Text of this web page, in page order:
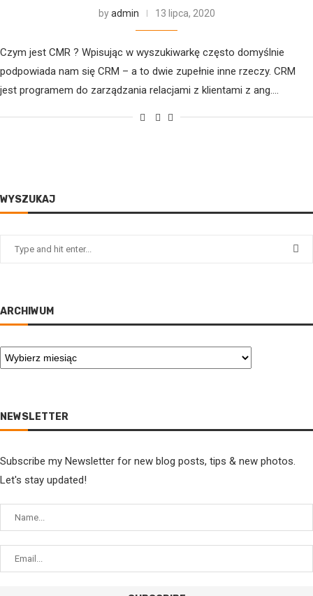
byadmin 13 lipca, 2020
Czym jest CMR ? Wpisując w wyszukiwarkę często domyślnie
podpowiada nam się CRM – a to dwie zupełnie inne rzeczy. CRM
jest programem do zarządzania relacjami z klientami z ang.…
WYSZUKAJ
ARCHIWUM
NEWSLETTER
Subscribe my Newsletter for new blog posts, tips & new photos.
Let's stay updated!